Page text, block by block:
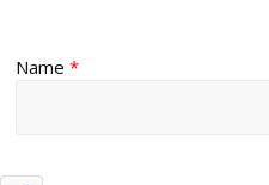
Name*